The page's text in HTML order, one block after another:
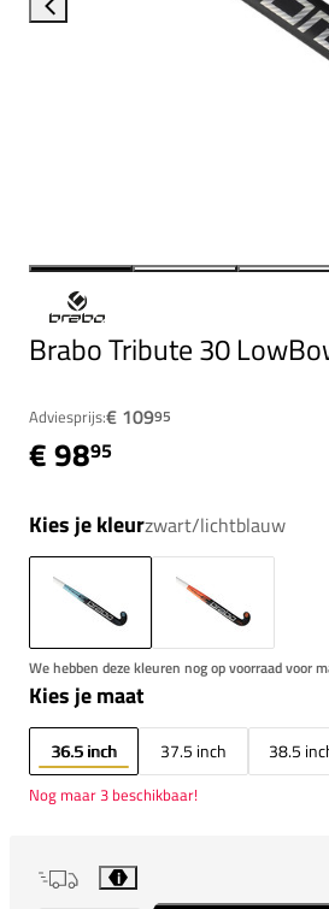
Brabo Tribute 30
Adviesprijs:€ 10995
€ 9895
Kies je kleurzwart/lichtblauw
We hebben deze kleuren nog op voorraad voor
Kies je maat
36.5 inch 37.5 inch 38.5
Nog maar 3 beschikbaar!
i